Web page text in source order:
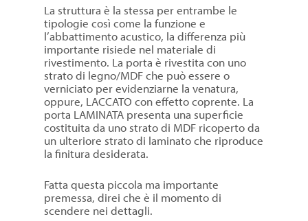
La struttura è la stessa per entrambe le
tipologie così come la funzione e
l’abbattimento acustico, la differenza più
importante risiede nel materiale di
rivestimento. La porta è rivestita con uno
strato di legno/MDF che può essere o
verniciato per evidenziarne la venatura,
oppure, LACCATO con effetto coprente. La
porta LAMINATA presenta una superficie
costituita da uno strato di MDF ricoperto da
un ulteriore strato di laminato che riproduce
la finitura desiderata.
Fatta questa piccola ma importante
premessa, direi che è il momento di
scendere nei dettagli.